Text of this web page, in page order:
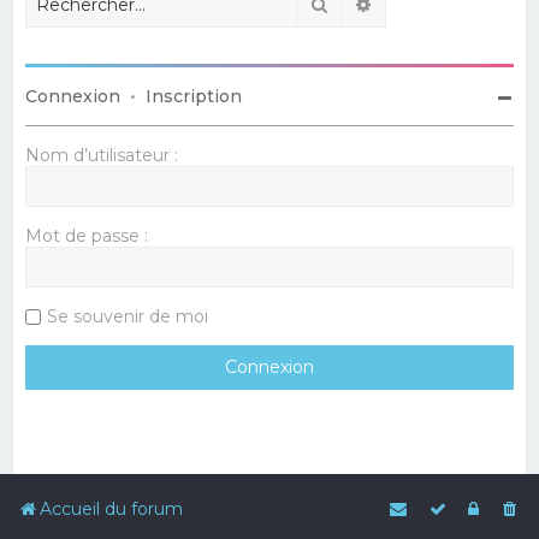
Connexion • Inscription
Nom d’utilisateur :
Mot de passe :
Se souvenir de moi
Accueil du forum